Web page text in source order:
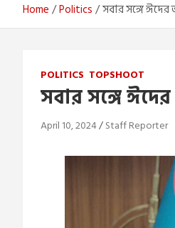
Home Politics সবার সঙ্গে ঈদের
POLITICS TOPSHOOT
সবার সঙ্গে
April 10, 2024 Staff Reporter